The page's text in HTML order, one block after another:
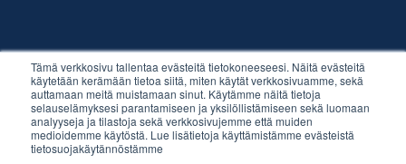
Tämä verkkosivu tallentaa evästeitä tietokoneeseesi. Näitä evästeitä
käytetään kerämään tietoa siitä, miten käytät verkkosivuamme, sekä
auttamaan meitä muistamaan sinut. Käytämme näitä tietoja
selauselämyksesi parantamiseen ja yksilöllistämiseen sekä luomaan
analyyseja ja tilastoja sekä verkkosivujemme että muiden
medioidemme käytöstä. Lue lisätietoja käyttämistämme evästeistä
tietosuojakäytännöstämme
Sähköposti
myynti@vilkas.fi